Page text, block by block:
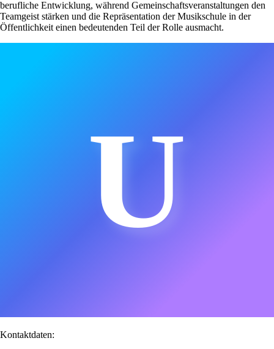
berufliche Entwicklung, während Gemeinschaftsveranstaltungen den
Teamgeist stärken und die Repräsentation der Musikschule in der
Öffentlichkeit einen bedeutenden Teil der Rolle ausmacht.
U
Kontaktdaten: